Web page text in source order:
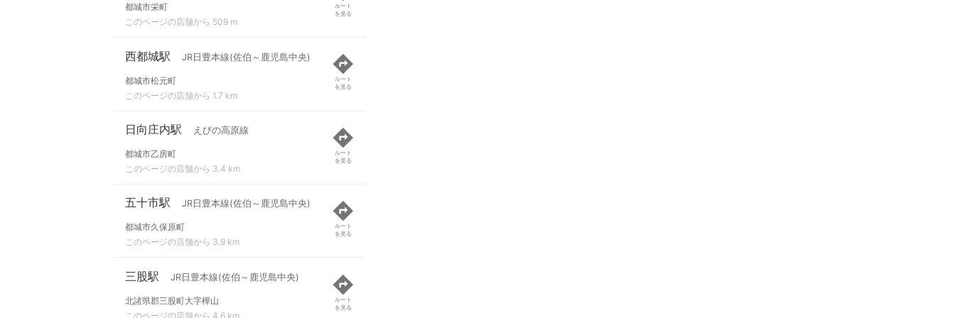
都城市栄町
このページの店舗から 509 m
ルート
を見る
西都城駅 JR日豊本線(佐伯～鹿児島中央)
都城市松元町
このページの店舗から 1.7 km
ルート
を見る
日向庄内駅 えびの高原線
都城市乙房町
このページの店舗から 3.4 km
ルート
を見る
五十市駅 JR日豊本線(佐伯～鹿児島中央)
都城市久保原町
このページの店舗から 3.9 km
ルート
を見る
三股駅 JR日豊本線(佐伯～鹿児島中央)
北諸県郡三股町大字樺山
このページの店舗から 4.6 km
ルート
を見る